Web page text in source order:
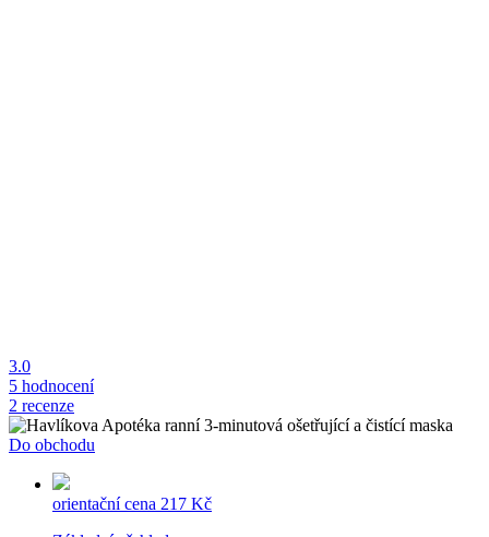
3.0
5 hodnocení
2 recenze
Do obchodu
orientační cena 217 Kč